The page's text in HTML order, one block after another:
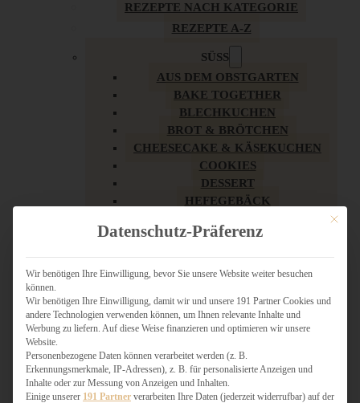
REZEPTE NACH KATEGORIE
REZEPTE A-Z
SÜSS
AUS DEM OBSTGARTEN
BAKE TOGETHER
BLECHKUCHEN
BROT & BRÖTCHEN
CHEESECAKE & KÄSEKUCHEN
COOKIES
DESSERT
HEFEGEBÄCK
KUCHEN
LOW CARB & GESÜNDER
MY AMERICAN BAKERY
SCHOKOLADIGES
SÜSSES HAUPTGERICHT
TÖRTCHEN
VEGAN SÜSS
WEIHNACHTSBÄCKEREI
Mit
Datenschutz-Präferenz
Wir benötigen Ihre Einwilligung, bevor Sie unsere Website weiter besuchen
können.
Wir benötigen Ihre Einwilligung, damit wir und unsere 191 Partner Cookies und
andere Technologien verwenden können, um Ihnen relevante Inhalte und
Werbung zu liefern. Auf diese Weise finanzieren und optimieren wir unsere
Website.
Personenbezogene Daten können verarbeitet werden (z. B.
Erkennungsmerkmale, IP-Adressen), z. B. für personalisierte Anzeigen und
Inhalte oder zur Messung von Anzeigen und Inhalten.
Einige unserer 191 Partner verarbeiten Ihre Daten (jederzeit widerrufbar) auf der